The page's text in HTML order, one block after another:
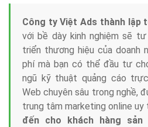
Công ty Việt Ads thành lập
với bề dày kinh nghiệm sẽ
triển thương hiệu của doanh
phí mà bạn có thể đầu tư
ngũ kỹ thuật quảng cáo
Web chuyên sâu trong nghề,
trung tâm marketing online uy
đến cho khách hàng